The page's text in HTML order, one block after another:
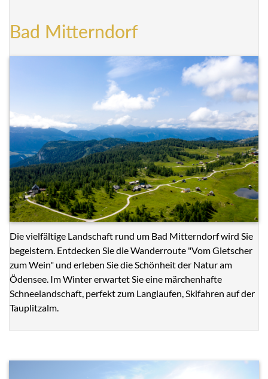
Bad Mitterndorf
Die vielfältige Landschaft rund um Bad Mitterndorf wird Sie
begeistern. Entdecken Sie die Wanderroute "Vom Gletscher
zum Wein" und erleben Sie die Schönheit der Natur am
Ödensee. Im Winter erwartet Sie eine märchenhafte
Schneelandschaft, perfekt zum Langlaufen, Skifahren auf der
Tauplitzalm.